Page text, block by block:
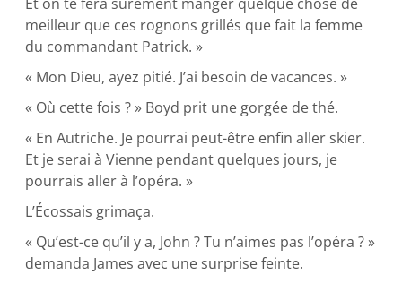
meilleur que ces rognons grillés que fait la femme
du commandant Patrick. »
« Mon Dieu, ayez pitié. J’ai besoin de vacances. »
« Où cette fois ? » Boyd prit une gorgée de thé.
« En Autriche. Je pourrai peut-être enfin aller skier.
Et je serai à Vienne pendant quelques jours, je
pourrais aller à l’opéra. »
L’Écossais grimaça.
« Qu’est-ce qu’il y a, John ? Tu n’aimes pas l’opéra ? »
demanda James avec une surprise feinte.